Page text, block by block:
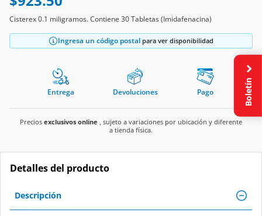
Cisterex 0.1 miligramos. Contiene 30 Tabletas (Imidafenacina)
Ingresa un código postal para ver disponibilidad
Entrega Devoluciones Pago
Precios exclusivos online , sujeto a variaciones por ubicación y diferente
a tienda física.
Detalles del producto
Descripción
Boletín